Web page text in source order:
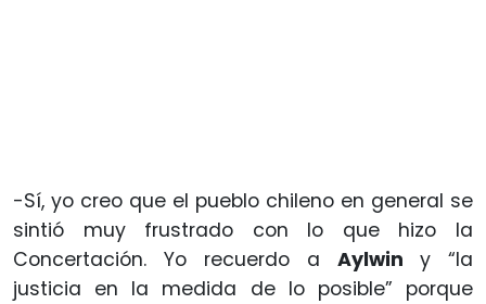
-Sí, yo creo que el pueblo chileno en general se
sintió muy frustrado con lo que hizo la
Concertación. Yo recuerdo a Aylwin y “la
justicia en la medida de lo posible” porque